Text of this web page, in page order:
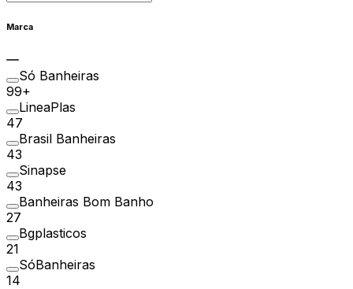
Marca
Só Banheiras
99+
LineaPlas
47
Brasil Banheiras
43
Sinapse
43
Banheiras Bom Banho
27
Bgplasticos
21
SóBanheiras
14